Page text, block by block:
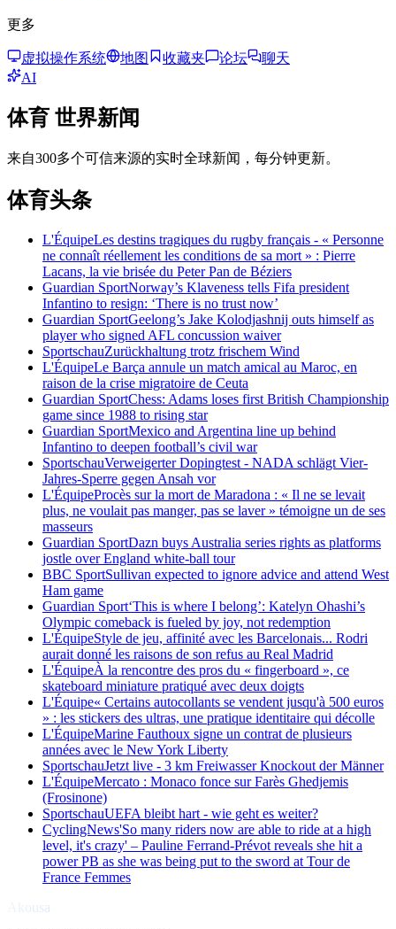
更多
虚拟操作系统 地图 收藏夹 论坛
聊天
AI
体育 世界新闻
来自300多个可信来源的实时全球新闻，每分钟更新。
体育头条
L'ÉquipeLes destins tragiques du rugby français - « Personne
ne connaît réellement les conditions de sa mort » : Pierre
Lacans, la vie brisée du Peter Pan de Béziers
Guardian SportNorway’s Klaveness tells Fifa president
Infantino to resign: ‘There is no trust now’
Guardian SportGeelong’s Jake Kolodjashnij outs himself as
player who signed AFL concussion waiver
SportschauZurückhaltung trotz frischem Wind
L'ÉquipeLe Barça annule un match amical au Maroc, en
raison de la crise migratoire de Ceuta
Guardian SportChess: Adams loses first British Championship
game since 1988 to rising star
Guardian SportMexico and Argentina line up behind
Infantino to deepen football’s civil war
SportschauVerweigerter Dopingtest - NADA schlägt Vier-
Jahres-Sperre gegen Ansah vor
L'ÉquipeProcès sur la mort de Maradona : « Il ne se levait
plus, ne voulait pas manger, pas se laver » témoigne un de ses
masseurs
Guardian SportDazn buys Australia series rights as platforms
jostle over England white-ball tour
BBC SportSullivan expected to ignore advice and attend West
Ham game
Guardian Sport‘This is where I belong’: Katelyn Ohashi’s
Olympic comeback is fueled by joy, not redemption
L'ÉquipeStyle de jeu, affinité avec les Barcelonais... Rodri
aurait donné les raisons de son refus au Real Madrid
L'ÉquipeÀ la rencontre des pros du « fingerboard », ce
skateboard miniature pratiqué avec deux doigts
L'Équipe« Certains autocollants se vendent jusqu'à 500 euros
» : les stickers des ultras, une pratique identitaire qui décolle
L'ÉquipeMarine Fauthoux signe un contrat de plusieurs
années avec le New York Liberty
SportschauJetzt live - 3 km Freiwasser Knockout der Männer
L'ÉquipeMercato : Monaco fonce sur Farès Ghedjemis
(Frosinone)
SportschauUEFA bleibt hart - wie geht es weiter?
CyclingNews'So many riders now are able to ride at a high
level, it's crazy' – Pauline Ferrand-Prévot reveals she hit a
power PB as she was being put to the sword at Tour de
France Femmes
Akousa